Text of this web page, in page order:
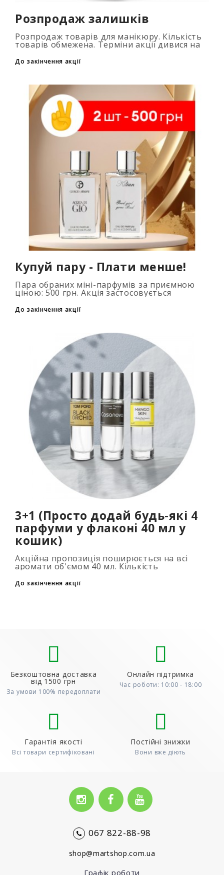
Розпродаж залишків
Розпродаж товарів для манікюру. Кількість
товарів обмежена. Терміни акції дивися на
таймері...
До закінчення акції
Купуй пару - Плати менше!
Пара обраних міні-парфумів за приємною
ціною: 500 грн. Акція застосовується
флаконів у кошик. Кількість товарів
обмежена..
До закінчення акції
3+1 (Просто додай будь-які 4
парфуми у флаконі 40 мл у
кошик)
Акційна пропозиція поширюється на всі
аромати об'ємом 40 мл. Кількість
подарункових парфумів не обмежена (3+1,
6+2, 9+3) Для того, щоб скористатися акцією,
до..
До закінчення акції
Безкоштовна доставка
від 1500 грн
За умови 100% передоплати
Онлайн підтримка
Час роботи: 10:00 - 18:00
Гарантія якості
Всі товари сертифіковані
Постійні знижки
Вони вже діють
067 822-88-98
shop@martshop.com.ua
Графік роботи